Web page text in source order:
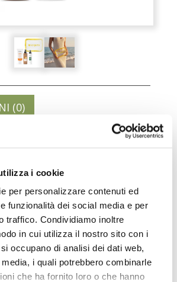
i cookie
per personalizzare contenuti ed
funzionalità dei social media e per
traffico. Condividiamo inoltre
in cui utilizza il nostro sito con i
occupano di analisi dei dati web,
i quali potrebbero combinarle
che ha fornito loro o che hanno
(0)